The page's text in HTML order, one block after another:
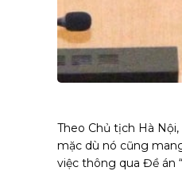
Theo Chủ tịch Hà
mặc dù nó cũng
việc thông qua Đề án